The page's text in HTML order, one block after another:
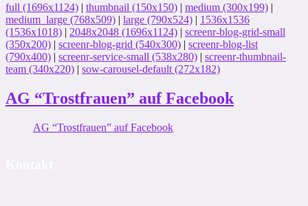
full (1696x1124) | thumbnail (150x150) | medium (300x199) |
medium_large (768x509) | large (790x524) | 1536x1536
(1536x1018) | 2048x2048 (1696x1124) | screenr-blog-grid-small
(350x200) | screenr-blog-grid (540x300) | screenr-blog-list
(790x400) | screenr-service-small (538x280) | screenr-thumbnail-
team (340x220) | sow-carousel-default (272x182)
AG “Trostfrauen” auf Facebook
AG “Trostfrauen” auf Facebook